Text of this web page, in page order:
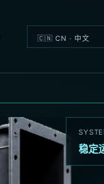
Language
稳定